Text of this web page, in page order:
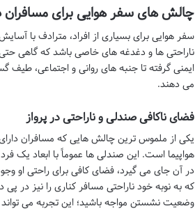
چالش های سفر هوایی برای مسافران
سفر هوایی برای بسیاری از افراد، مترادف با
ناراحتی ها و دغدغه های خاصی باشد که گاهی حتی
ایمنی گرفته تا جنبه های روانی و اجتماعی، طیف
می دهند.
فضای ناکافی صندلی و ناراحتی در پرواز
یکی از ملموس ترین چالش هایی که مسافران
هواپیما است. این صندلی ها عموماً با ابعاد یک
در آن جای می گیرد، فضای کافی برای راحتی او
که به نوبه خود ناراحتی مسافر کناری را نیز در
وضعیت نشستن مواجه باشید؛ این تجربه می